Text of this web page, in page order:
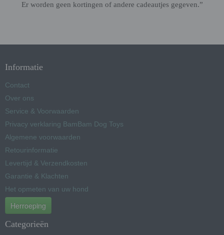
Er worden geen kortingen of andere cadeautjes gegeven.”
Informatie
Contact
Over ons
Service & Voorwaarden
Privacy verklaring BamBam Dog Toys
Algemene voorwaarden
Retourinformatie
Levertijd & Verzendkosten
Garantie & Klachten
Het opmeten van uw hond
Herroeping
Categorieën